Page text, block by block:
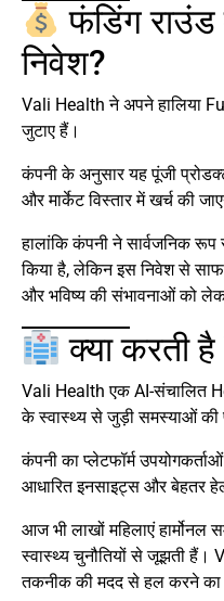
फंडिंग
निवेश?
Vali Health ने अपने हालिया
जुटाए हैं।
कंपनी के अनुसार यह पूंजी
और मार्केट विस्तार में खर्च की
हालांकि कंपनी ने सार्वजनिक
किया है, लेकिन इस निवेश से
और भविष्य की संभावनाओं को
क्या करती
Vali Health एक AI-संचालित
के स्वास्थ्य से जुड़ी समस्याओं की
कंपनी का प्लेटफॉर्म
आधारित इनसाइट्स और बेहतर
आज भी लाखों महिलाएं
स्वास्थ्य चुनौतियों से जूझती हैं।
तकनीक की मदद से हल करने का